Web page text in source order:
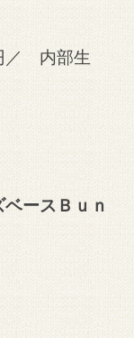
／ 内部生
ベースＢｕｎ